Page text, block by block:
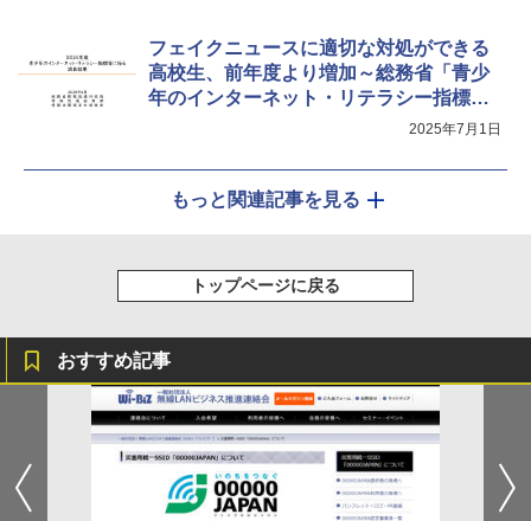
フェイクニュースに適切な対処ができる
高校生、前年度より増加～総務省「青少
年のインターネット・リテラシー指標等
2025年7月1日
もっと関連記事を見る
トップページに戻る
おすすめ記事